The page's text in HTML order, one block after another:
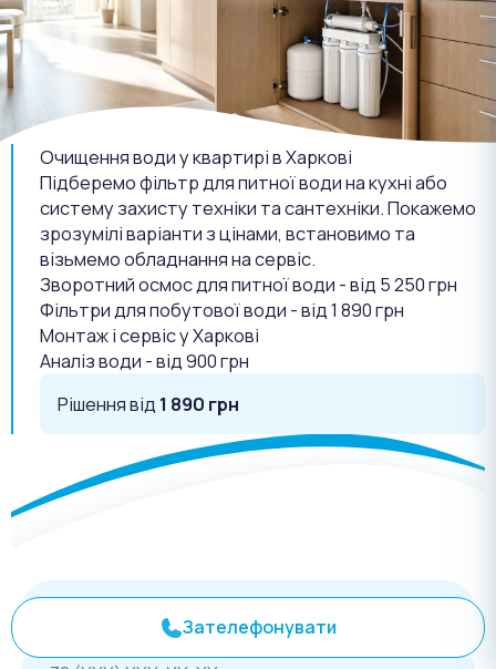
Очищення води у квартирі в Харкові
Підберемо фільтр для питної води на кухні або
систему захисту техніки та сантехніки. Покажемо
зрозумілі варіанти з цінами, встановимо та
візьмемо обладнання на сервіс.
Зворотний осмос для питної води - від 5 250 грн
Фільтри для побутової води - від 1 890 грн
Монтаж і сервіс у Харкові
Аналіз води - від 900 грн
Рішення від 1 890 грн
Зателефонувати